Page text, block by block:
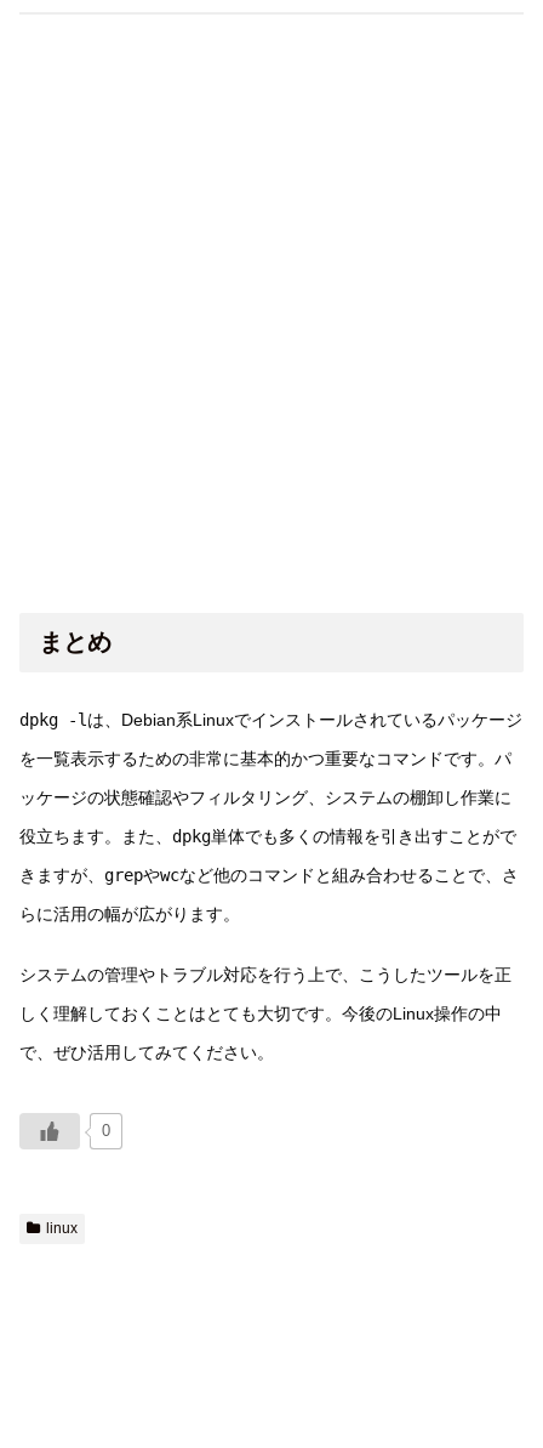
まとめ
dpkg -l は、Debian系Linuxでインストールされているパッケージ
を一覧表示するための非常に基本的かつ重要なコマンドです。パ
ッケージの状態確認やフィルタリング、システムの棚卸し作業に
役立ちます。また、 dpkg単体でも多くの情報を引き出すことがで
きますが、 grepやwcなど他のコマンドと組み合わせることで、さ
らに活用の幅が広がります。
システムの管理やトラブル対応を行う上で、こうしたツールを正
しく理解しておくことはとても大切です。今後のLinux操作の中
で、ぜひ活用してみてください。
0
linux